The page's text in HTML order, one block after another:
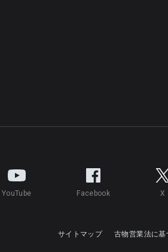
YouTube Facebook X
サイトマップ 古物営業法に基